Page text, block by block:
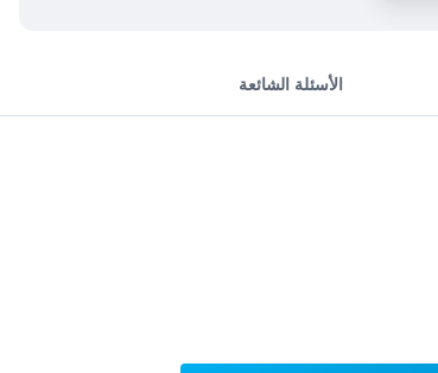
الأسئلة الشائعة